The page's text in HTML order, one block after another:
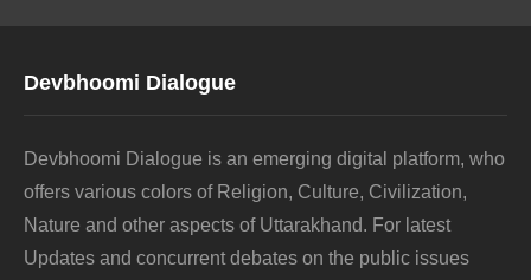
Devbhoomi Dialogue
Devbhoomi Dialogue is an emerging digital platform, who
offers various colors of Religion, Culture, Civilization,
Nature and other aspects of Uttarakhand. For latest
Updates and concurrent debates on the public issues